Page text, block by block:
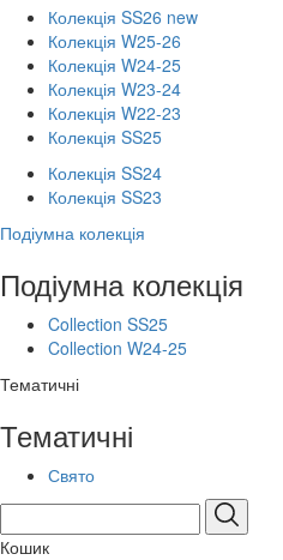
Колекція SS26 new
Колекція W25-26
Колекція W24-25
Колекція W23-24
Колекція W22-23
Колекція SS25
Колекція SS24
Колекція SS23
Подіумна колекція
Подіумна колекція
Collection SS25
Collection W24-25
Тематичні
Тематичні
Свято
Кошик